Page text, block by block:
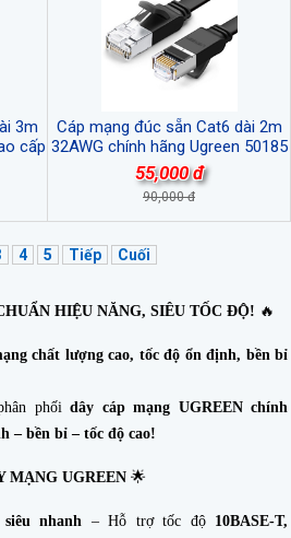
3m
cấp
Cáp mạng đúc sẵn Cat6 dài 2m
32AWG chính hãng Ugreen 50185
cao cấp
55,000 đ
90,000 đ
4 5 Tiếp Cuối
HIỆU NĂNG, SIÊU TỐC ĐỘ! 🔥
chất lượng cao, tốc độ ổn định, bền bỉ
phối dây cáp mạng UGREEN chính
– bền bỉ – tốc độ cao!
MẠNG UGREEN 🌟
nhanh – Hỗ trợ tốc độ 10BASE-T,